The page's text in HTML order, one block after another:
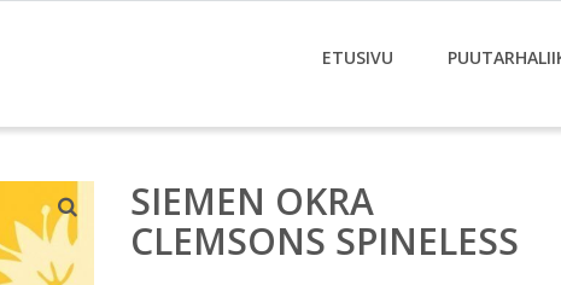
ETUSIVU
SIEMEN OKRA
CLEMSONS SPINELESS